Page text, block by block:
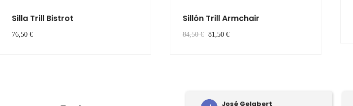
Silla Trill Bistrot
76,50 €
Sillón Trill Armchair
84,50 € 81,50 €
Marcos Prado José Gelabert